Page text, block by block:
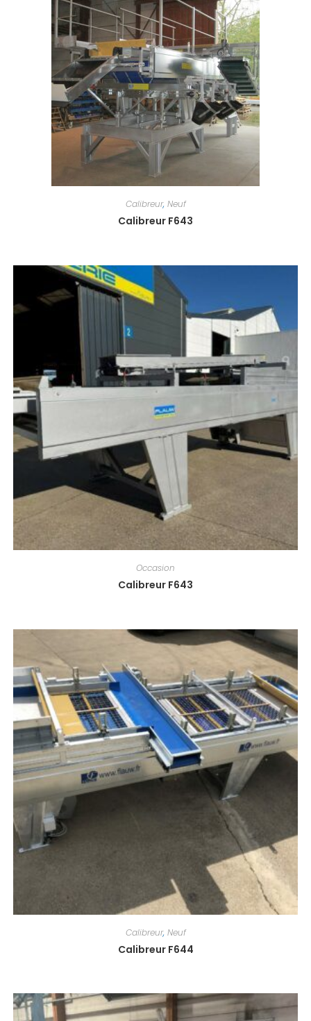
Calibreur, Neuf
Calibreur F643
Occasion
Calibreur F643
Calibreur, Neuf
Calibreur F644